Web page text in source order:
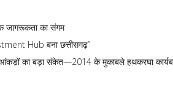
जागरूकता का संगम
Hub बना छत्तीसगढ़”
का बड़ा संकेत—2014 के मुकाबले हथकरघा